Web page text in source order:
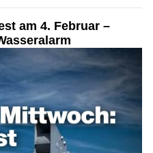
am 4. Februar –